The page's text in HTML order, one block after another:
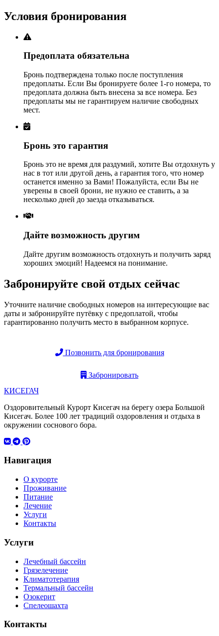
Условия бронирования
Предоплата обязательна
Бронь подтверждена только после поступления
предоплаты. Если Вы бронируете более 1-го номера, то
предоплата должна быть внесена за все номера. Без
предоплаты мы не гарантируем наличие свободных
мест.
Бронь это гарантия
Бронь это не время для раздумий, хотите Вы отдохнуть у
нас в тот или другой день, а гарантия того, что номер
останется именно за Вами! Пожалуйста, если Вы не
уверены в своей брони, не нужно ее ставить, а за
несколько дней до заезда отказываться.
Дайте возможность другим
Дайте другим возможность отдохнуть и получить заряд
хороших эмоций! Надеемся на понимание.
Забронируйте свой отдых сейчас
Уточните наличие свободных номеров на интересующие вас
даты и забронируйте путёвку с предоплатой, чтобы
гарантированно получить место в выбранном корпусе.
Позвонить для бронирования
Забронировать
КИСЕГАЧ
Оздоровительный Курорт Кисегач на берегу озера Большой
Кисегач. Более 100 лет традиций оздоровления и отдыха в
окружении соснового бора.
Навигация
О курорте
Проживание
Питание
Лечение
Услуги
Контакты
Услуги
Лечебный бассейн
Грязелечение
Климатотерапия
Термальный бассейн
Озокерит
Спелеошахта
Контакты